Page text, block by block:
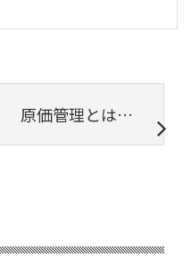
原価管理とは？ITプロジェクトにおける目的や流れ、ポイントを解説